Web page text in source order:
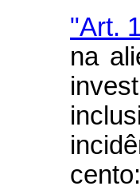
"Art.
na